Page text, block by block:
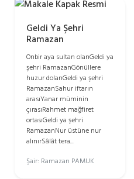
Geldi Ya Şehri
Ramazan
Onbir aya sultan olanGeldi ya
şehri RamazanGönüllere
huzur dolanGeldi ya şehri
RamazanSahur iftarın
arasıYanar müminin
çırasıRahmet mağfiret
ortasıGeldi ya şehri
RamazanNur üstüne nur
alınırSâlât tera...
Şair: Ramazan PAMUK